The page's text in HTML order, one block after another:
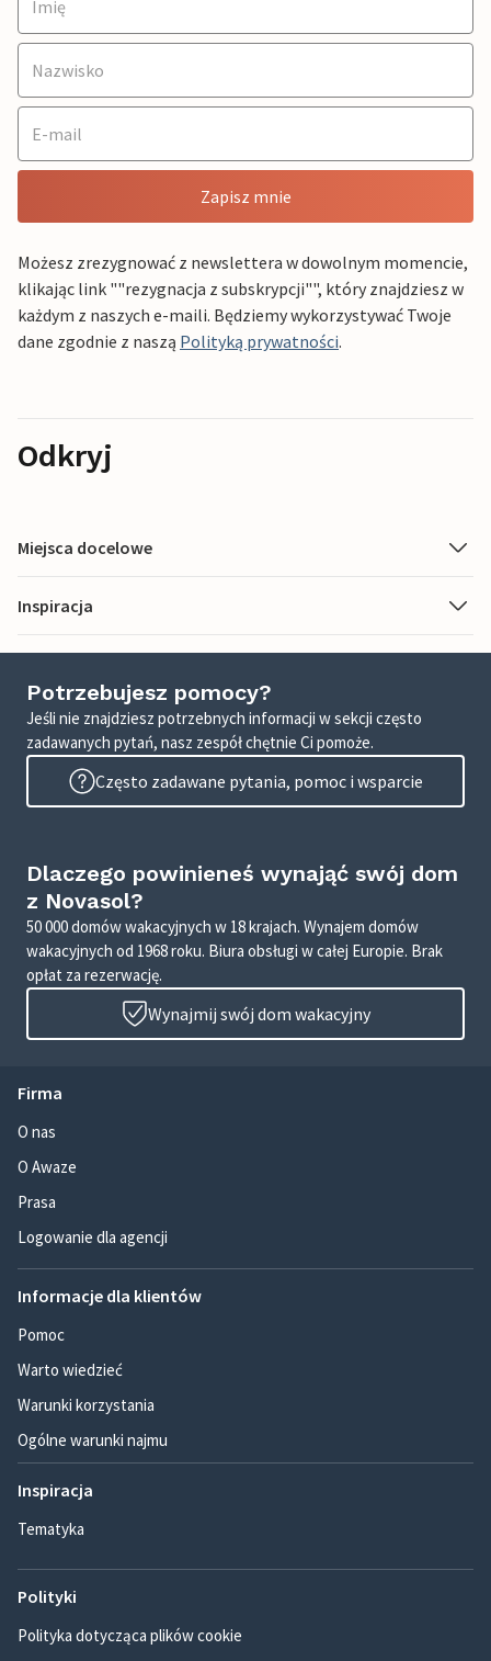
Zapisz mnie
Możesz zrezygnować z newslettera w dowolnym momencie,
klikając link ""rezygnacja z subskrypcji"", który znajdziesz w
każdym z naszych e-maili. Będziemy wykorzystywać Twoje
dane zgodnie z naszą Polityką prywatności.
Odkryj
Miejsca docelowe
Inspiracja
Potrzebujesz pomocy?
Jeśli nie znajdziesz potrzebnych informacji w sekcji często
zadawanych pytań, nasz zespół chętnie Ci pomoże.
Często zadawane pytania, pomoc i wsparcie
Dlaczego powinieneś wynająć swój dom
z Novasol?
50 000 domów wakacyjnych w 18 krajach. Wynajem domów
wakacyjnych od 1968 roku. Biura obsługi w całej Europie. Brak
opłat za rezerwację.
Wynajmij swój dom wakacyjny
Firma
O nas
O Awaze
Prasa
Logowanie dla agencji
Informacje dla klientów
Pomoc
Warto wiedzieć
Warunki korzystania
Ogólne warunki najmu
Inspiracja
Tematyka
Polityki
Polityka dotycząca plików cookie